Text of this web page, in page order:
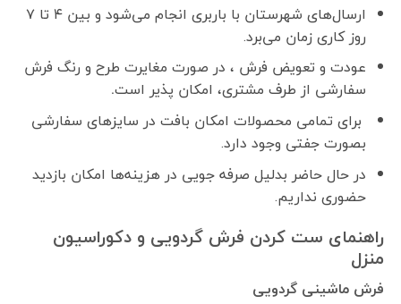
ارسال‌های شهرستان با باربری انجام می‌شود و بین ۴ تا ۷
روز کاری زمان می‌برد.
عودت و تعویض فرش ، در صورت مغایرت طرح و رنگ فرش
سفارشی از طرف مشتری، امکان پذیر است.
برای تمامی محصولات امکان بافت در سایزهای سفارشی
بصورت جفتی وجود دارد.
در حال حاضر بدلیل صرفه جویی در هزینه‌ها امکان بازدید
حضوری نداریم.
راهنمای ست کردن فرش گردویی و دکوراسیون
منزل
فرش ماشینی گردویی